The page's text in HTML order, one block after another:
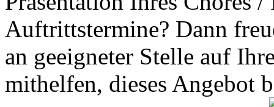
Auftrittstermine? Dann
an geeigneter Stelle auf
mithelfen, dieses Angebot